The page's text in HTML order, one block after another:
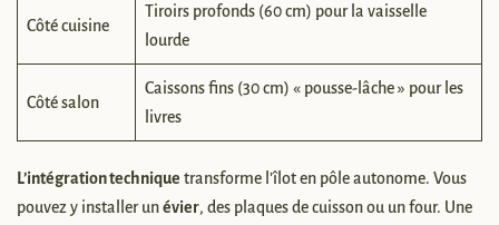
Côté cuisine
Tiroirs profonds (60 cm) pour la vaisselle
lourde
Côté salon
Caissons fins (30 cm) « pousse-lâche » pour les
livres
L’intégration technique transforme l’îlot en pôle autonome. Vous
pouvez y installer unévier, des plaques de cuisson ou un four. Une